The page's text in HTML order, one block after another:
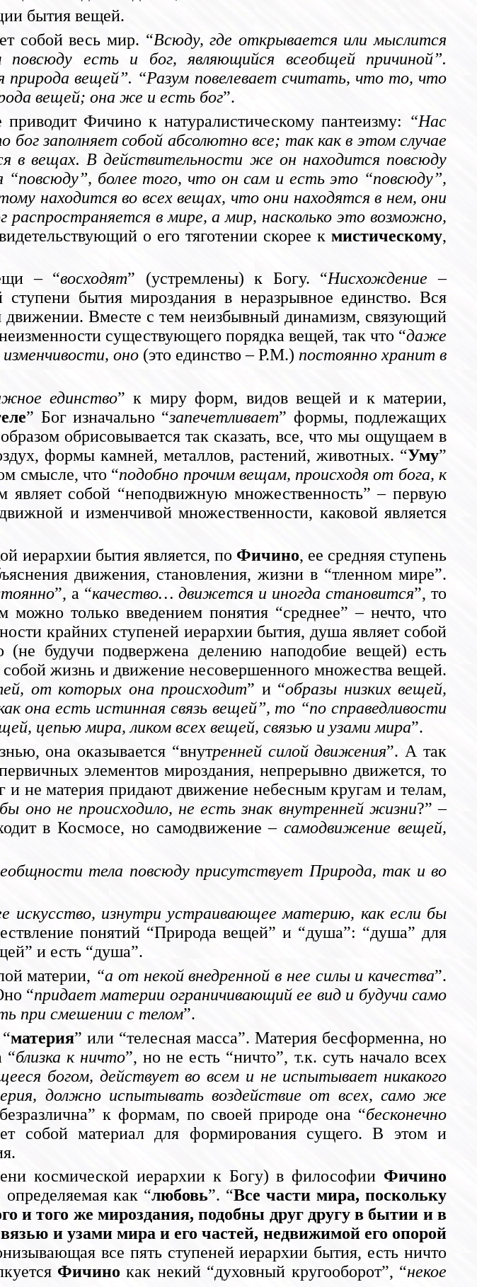
бытия вещей.
собой весь мир. “Всюду, где открывается или мыслится
есть и бог, являющийся всеобщей причиной”.
вещей”. “Разум повелевает считать, что то, что
вещей; она же и есть бог”.
Фичино к натуралистическому пантеизму: “Нас
заполняет собой абсолютно все; так как в этом случае
вещах. В действительности же он находится повсюду
более того, что он сам и есть это “повсюду”,
находится во всех вещах, что они находятся в нем, они
в мире, а мир, насколько это возможно,
о его тяготении скорее кмистическому,
– “восходят” (устремлены) к Богу. “Нисхождение –
бытия мироздания в неразрывное единство. Вся
движении. Вместе с тем неизбывный динамизм, связующий
существующего порядка вещей, так что “даже
оно (это единство – Р.М.) постоянно хранит в
единство” к миру форм, видов вещей и к материи,
” Бог изначально “запечетливает” формы, подлежащих
обрисовывается так сказать, все, что мы ощущаем в
формы камней, металлов, растений, животных. “Уму”
смысле, что “подобно прочим вещам, происходя от бога, к
собой “неподвижную множественность” – первую
и изменчивой множественности, каковой является
иерархии бытия является, по Фичино, ее средняя ступень
движения, становления, жизни в “тленном мире”.
”, а “качество… движется и иногда становится”, то
только введением понятия “среднее” – нечто, что
крайних ступеней иерархии бытия, душа являет собой
(не будучи подвержена делению наподобие вещей) есть
жизнь и движение несовершенного множества вещей.
от которых она происходит” и “образы низких вещей,
она есть истинная связь вещей”, то “по справедливости
цепью мира, ликом всех вещей, связью и узами мира”.
она оказывается “внутренней силой движения”. А так
элементов мироздания, непрерывно движется, то
и не материя придают движение небесным кругам и телам,
оно не происходило, не есть знак внутренней жизни?” –
в Космосе, но самодвижение –самодвижение вещей,
тела повсюду присутствует Природа, так и во
искусство, изнутри устраивающее материю, как если бы
понятий “Природа вещей” и “душа”: “душа” для
и есть “душа”.
материи, “а от некой внедренной в нее силы и качества”.
“придает материи ограничивающий ее вид и будучи само
при смешении с телом”.
материя” или “телесная масса”. Материя бесформенна, но
“близка к ничто”, но не есть “ничто”, т.к. суть начало всех
богом, действует во всем и не испытывает никакого
должно испытывать воздействие от всех, само же
к формам, по своей природе она “бесконечно
собой материал для формирования сущего. В этом и
космической иерархии к Богу) в философии Фичино
определяемая как “любовь”. “Все части мира, поскольку
и того же мироздания, подобны друг другу в бытии и в
и узами мира и его частей, недвижимой его опорой
все пять ступеней иерархии бытия, есть ничто
Фичино как некий “духовный кругооборот”, “некое